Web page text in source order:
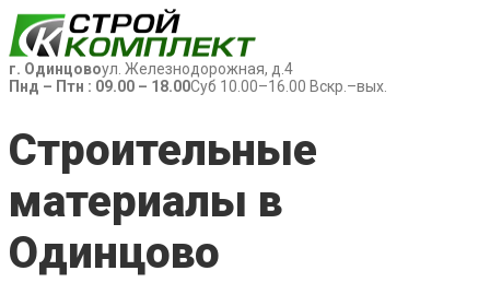
г. Одинцовоул. Железнодорожная, д.4
Пнд – Птн : 09.00 – 18.00Суб 10.00–16.00 Вскр.–вых.
Строительные
материалы в
Одинцово